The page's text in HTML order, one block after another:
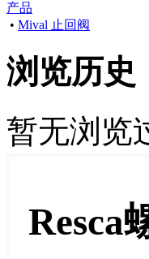
产品
• Mival 止回阀
浏览历史
暂无浏览
Resca